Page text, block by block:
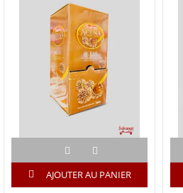
AJOUTER AU PANIER